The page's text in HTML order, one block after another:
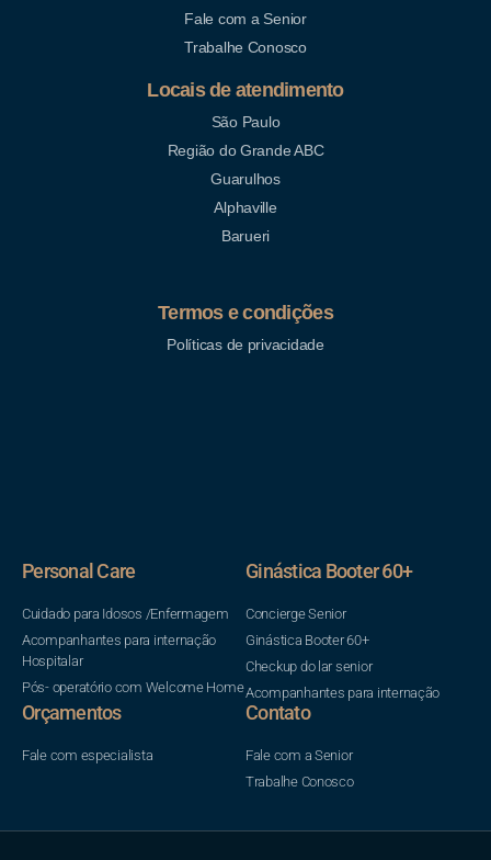
Fale com a Senior
Trabalhe Conosco
Locais de atendimento
São Paulo
Região do Grande ABC
Guarulhos
Alphaville
Barueri
Termos e condições
Políticas de privacidade
Personal Care
Cuidado para Idosos /Enfermagem
Acompanhantes para internação
Hospitalar
Pós- operatório com Welcome Home
Ginástica Booter 60+
Concierge Senior
Ginástica Booter 60+
Checkup do lar senior
Acompanhantes para internação
Orçamentos
Fale com especialista
Contato
Fale com a Senior
Trabalhe Conosco